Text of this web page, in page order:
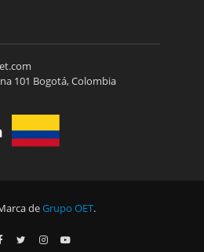
101 Bogotá, Colombia
deGrupo OET.